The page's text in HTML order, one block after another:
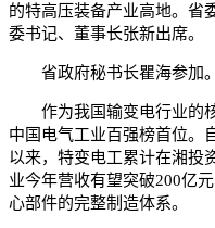
的特高压装备产业高地。省
委书记、董事长张新出席。
省政府秘书长瞿海参加。
作为我国输变电行业的
中国电气工业百强榜首位。
以来，特变电工累计在湘投
业今年营收有望突破200亿
心部件的完整制造体系。